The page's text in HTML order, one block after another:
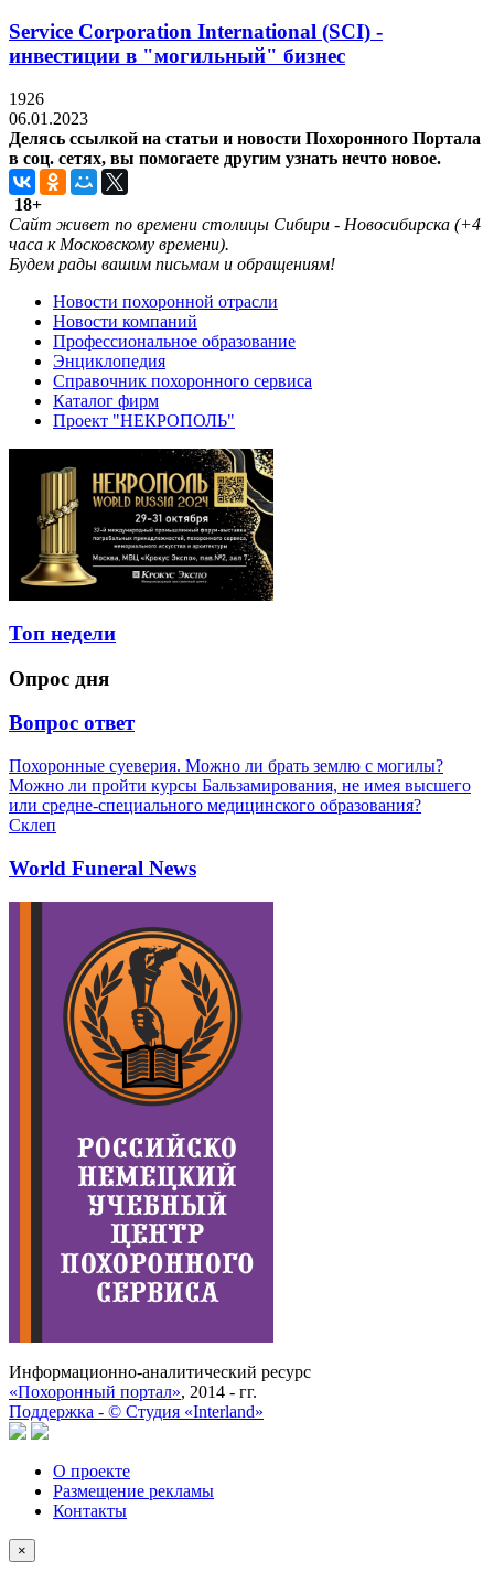
Service Corporation International (SCI) -
инвестиции в "могильный" бизнес
1926
06.01.2023
Делясь ссылкой на статьи и новости Похоронного Портала
в соц. сетях, вы помогаете другим узнать нечто новое.
18+
Cайт живет по времени столицы Сибири - Новосибирска (+4
часа к Московскому времени).
Будем рады вашим письмам и обращениям!
Новости похоронной отрасли
Новости компаний
Профессиональное образование
Энциклопедия
Справочник похоронного сервиса
Каталог фирм
Проект "НЕКРОПОЛЬ"
Топ недели
Опрос дня
Вопрос ответ
Похоронные суеверия. Можно ли брать землю с могилы?
Можно ли пройти курсы Бальзамирования, не имея высшего
или средне-специального медицинского образования?
Склеп
World Funeral News
Информационно-аналитический ресурс
«Похоронный портал», 2014 - гг.
Поддержка - © Cтудия «Interland»
О проекте
Размещение рекламы
Контакты
×